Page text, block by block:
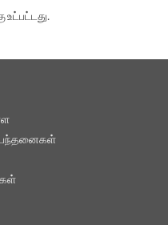
உட்பட்டது.